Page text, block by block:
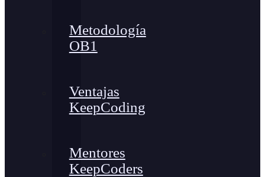
Metodología
OB1
Ventajas
KeepCoding
Mentores
KeepCoders